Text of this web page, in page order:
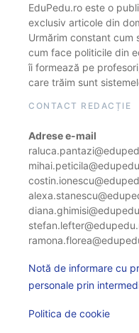
EduPedu.ro este o
exclusiv articole din
Urmărim constant cum
cum face politicile din
îi formează pe
care trăim sunt
CONTACT REDACȚIE
Adrese e-mail
Notă de informare cu
personale prin
Politica de cookie